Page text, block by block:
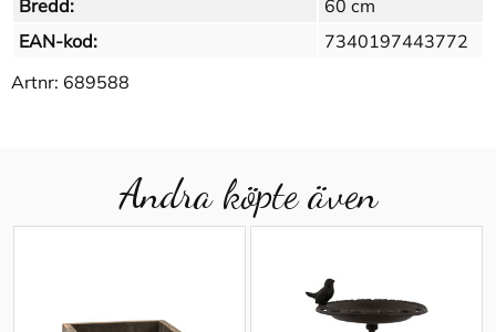
Bredd:
60 cm
EAN-kod:
7340197443772
Artnr: 689588
Andra köpte även